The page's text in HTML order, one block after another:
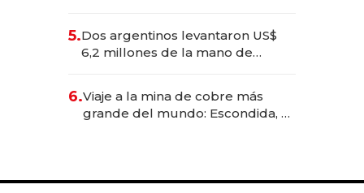
para convertirse en experiencias
transformadoras
5.Dos argentinos levantaron US$
6,2 millones de la mano de
6.Viaje a la mina de cobre más
grande del mundo: Escondida, el